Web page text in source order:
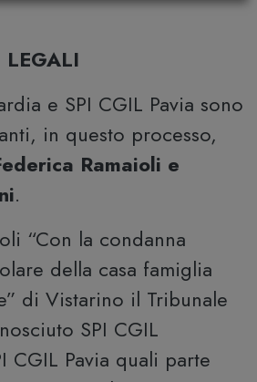
LEGALI
e SPI CGIL Pavia sono
in questo processo,
Ramaioli e
.
“Con la condanna
della casa famiglia
di Vistarino il Tribunale
SPI CGIL
CGIL Pavia quali parte